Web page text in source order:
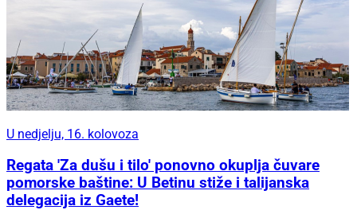
U nedjelju, 16. kolovoza
Regata 'Za dušu i tilo' ponovno okuplja čuvare
pomorske baštine: U Betinu stiže i talijanska
delegacija iz Gaete!